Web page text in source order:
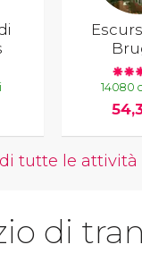
14080
tutte le attività
di